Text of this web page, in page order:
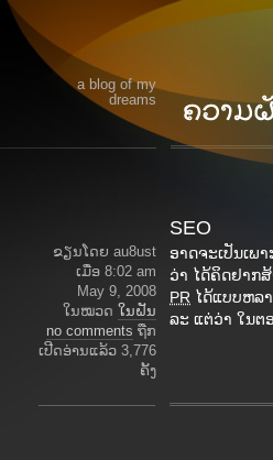
a blog of my
dreams
SEO
ຂຽນໂດຍ au8ust
ເມື່ອ 8:02 am
May 9, 2008
ໃນໝວດ ໃນຝັນ
no comments ຖືກ
ເປີດອ່ານແລ້ວ 3,776
ຄັ້ງ
ອາດຈະເປັນເພ
ວ່າ ໄດ້ຄິດຢາກສ້
PR ໄດ້ແບບຫລ
ລະ ແຕ່ວ່າ ໃນຕ